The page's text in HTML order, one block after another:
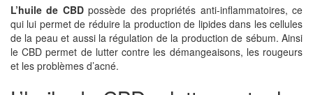
L’huile de CBDpossède des propriétés anti-inflammatoires, ce
qui lui permet de réduire la production de lipides dans les cellules
de la peau et aussi la régulation de la production de sébum. Ainsi
le CBD permet de lutter contre les démangeaisons, les rougeurs
et les problèmes d’acné.